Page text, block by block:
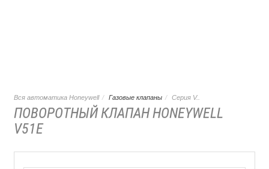
Вся автоматика Honeywell Газовые клапаны Серия V..
ПОВОРОТНЫЙ КЛАПАН HONEYWELL
V51E